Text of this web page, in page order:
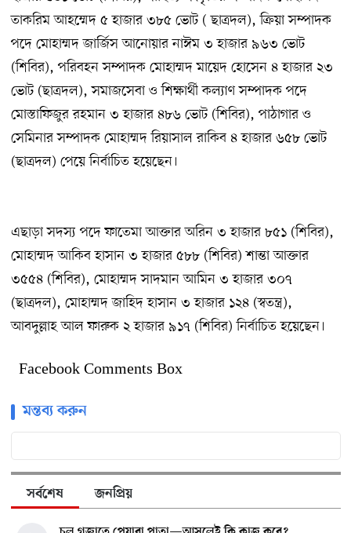
তাকরিম আহম্মেদ ৫ হাজার ৩৮৫ ভোট ( ছাত্রদল), ক্রিয়া সম্পাদক
পদে মোহাম্মদ জার্জিস আনোয়ার নাঈম ৩ হাজার ৯৬৩ ভোট
(শিবির), পরিবহন সম্পাদক মোহাম্মদ মায়েদ হোসেন ৪ হাজার ২৩
ভোট (ছাত্রদল), সমাজসেবা ও শিক্ষার্থী কল্যাণ সম্পাদক পদে
মোস্তাফিজুর রহমান ৩ হাজার ৪৮৬ ভোট (শিবির), পাঠাগার ও
সেমিনার সম্পাদক মোহাম্মদ রিয়াসাল রাকিব ৪ হাজার ৬৫৮ ভোট
(ছাত্রদল) পেয়ে নির্বাচিত হয়েছেন।
এছাড়া সদস্য পদে ফাতেমা আক্তার অরিন ৩ হাজার ৮৫১ (শিবির),
মোহাম্মদ আকিব হাসান ৩ হাজার ৫৮৮ (শিবির) শান্তা আক্তার
৩৫৫৪ (শিবির), মোহাম্মদ সাদমান আমিন ৩ হাজার ৩০৭
(ছাত্রদল), মোহাম্মদ জাহিদ হাসান ৩ হাজার ১২৪ (স্বতন্ত্র),
আবদুল্লাহ আল ফারুক ২ হাজার ৯১৭ (শিবির) নির্বাচিত হয়েছেন।
Facebook Comments Box
মন্তব্য করুন
সর্বশেষ জনপ্রিয়